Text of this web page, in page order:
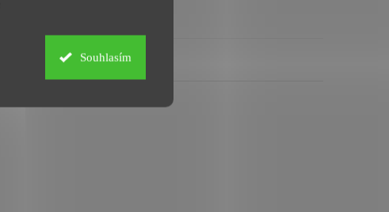
Souhlasím